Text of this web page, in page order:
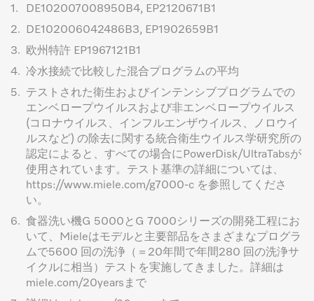
1.
DE102007008950B4, EP2120671B1
2.
DE102006042486B3, EP1902659B1
3.
欧州特許 EP1967121B1
4.
冷水接続で比較した混合プログラムの平均
5.
テストされた衛生およびインテンシブプログラムでの
エンベロープウイルスおよび非エンベロープウイルス
(コロナウイルス、インフルエンザウイルス、ノロウイ
ルスなど) の除去に関する統合衛生ウイルス学研究所の
認定によると、すべての場合にPowerDisk/UltraTabsが
使用されています。テスト基準の詳細については、
https://www.miele.com/g7000-c を参照してくださ
い。
6. 食器洗い機G 5000とG 7000シリーズの開発工程にお
いて、Mieleはモデルと主要部品をさまざまなプログラ
ムで5600 回の洗浄（＝20年間で年間280 回の洗浄サ
イクルに相当）テストを実施してきました。詳細は
miele.com/20yearsまで